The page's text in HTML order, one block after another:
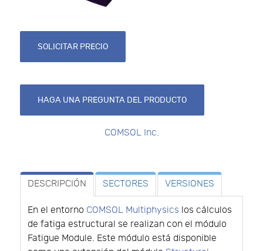
SOLICITAR PRECIO
HAGA UNA PREGUNTA DEL PRODUCTO
COMSOL Inc.
DESCRIPCIÓN SECTORES VERSIONES
En el entorno COMSOL Multiphysics los cálculos
de fatiga estructural se realizan con el módulo
Fatigue Module. Este módulo está disponible